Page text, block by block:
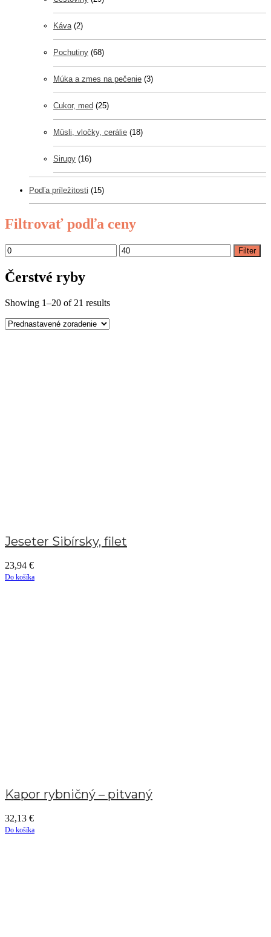
Káva (2)
Pochutiny (68)
Múka a zmes na pečenie (3)
Cukor, med (25)
Müsli, vločky, cerálie (18)
Sirupy (16)
Podľa príležitosti (15)
Filtrovať podľa ceny
Filter
Čerstvé ryby
Showing 1–20 of 21 results
Jeseter Sibírsky, filet
23,94 €
Do košíka
Kapor rybničný – pitvaný
32,13 €
Do košíka